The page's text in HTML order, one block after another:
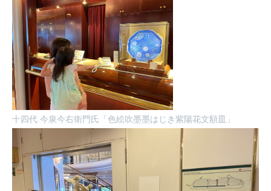
十四代 今泉今右衛門氏「色絵吹墨墨はじき紫陽花文額皿」